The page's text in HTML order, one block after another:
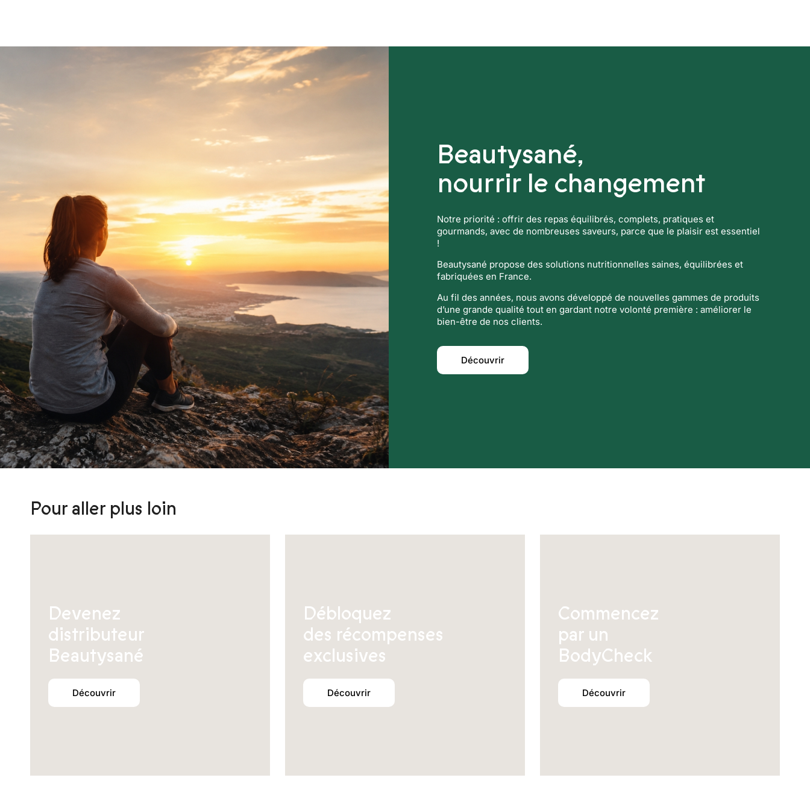
Beautysané,
nourrir le changement
Notre priorité : offrir des repas équilibrés, complets, pratiques et
gourmands, avec de nombreuses saveurs, parce que le plaisir est essentiel
!
Beautysané propose des solutions nutritionnelles saines, équilibrées et
fabriquées en France.
Au fil des années, nous avons développé de nouvelles gammes de produits
d’une grande qualité tout en gardant notre volonté première : améliorer le
bien-être de nos clients.
Découvrir
Pour aller plus loin
Devenez
distributeur
Beautysané
Découvrir
Débloquez
des récompenses
exclusives
Découvrir
Commencez
par un
BodyCheck
Découvrir